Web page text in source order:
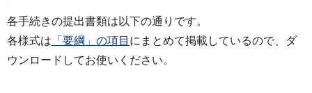
各手続きの提出書類は以下の通りです。
各様式は 「要綱」の項目 にまとめて掲載しているので、ダ
ウンロードしてお使いください。